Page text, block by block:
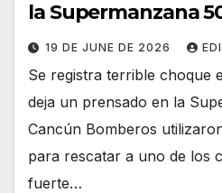
la Supermanzana
19 DE JUNE DE 2026
Se registra terrible choque
deja un prensado en la
Cancún Bomberos
para rescatar a uno de los
fuerte…